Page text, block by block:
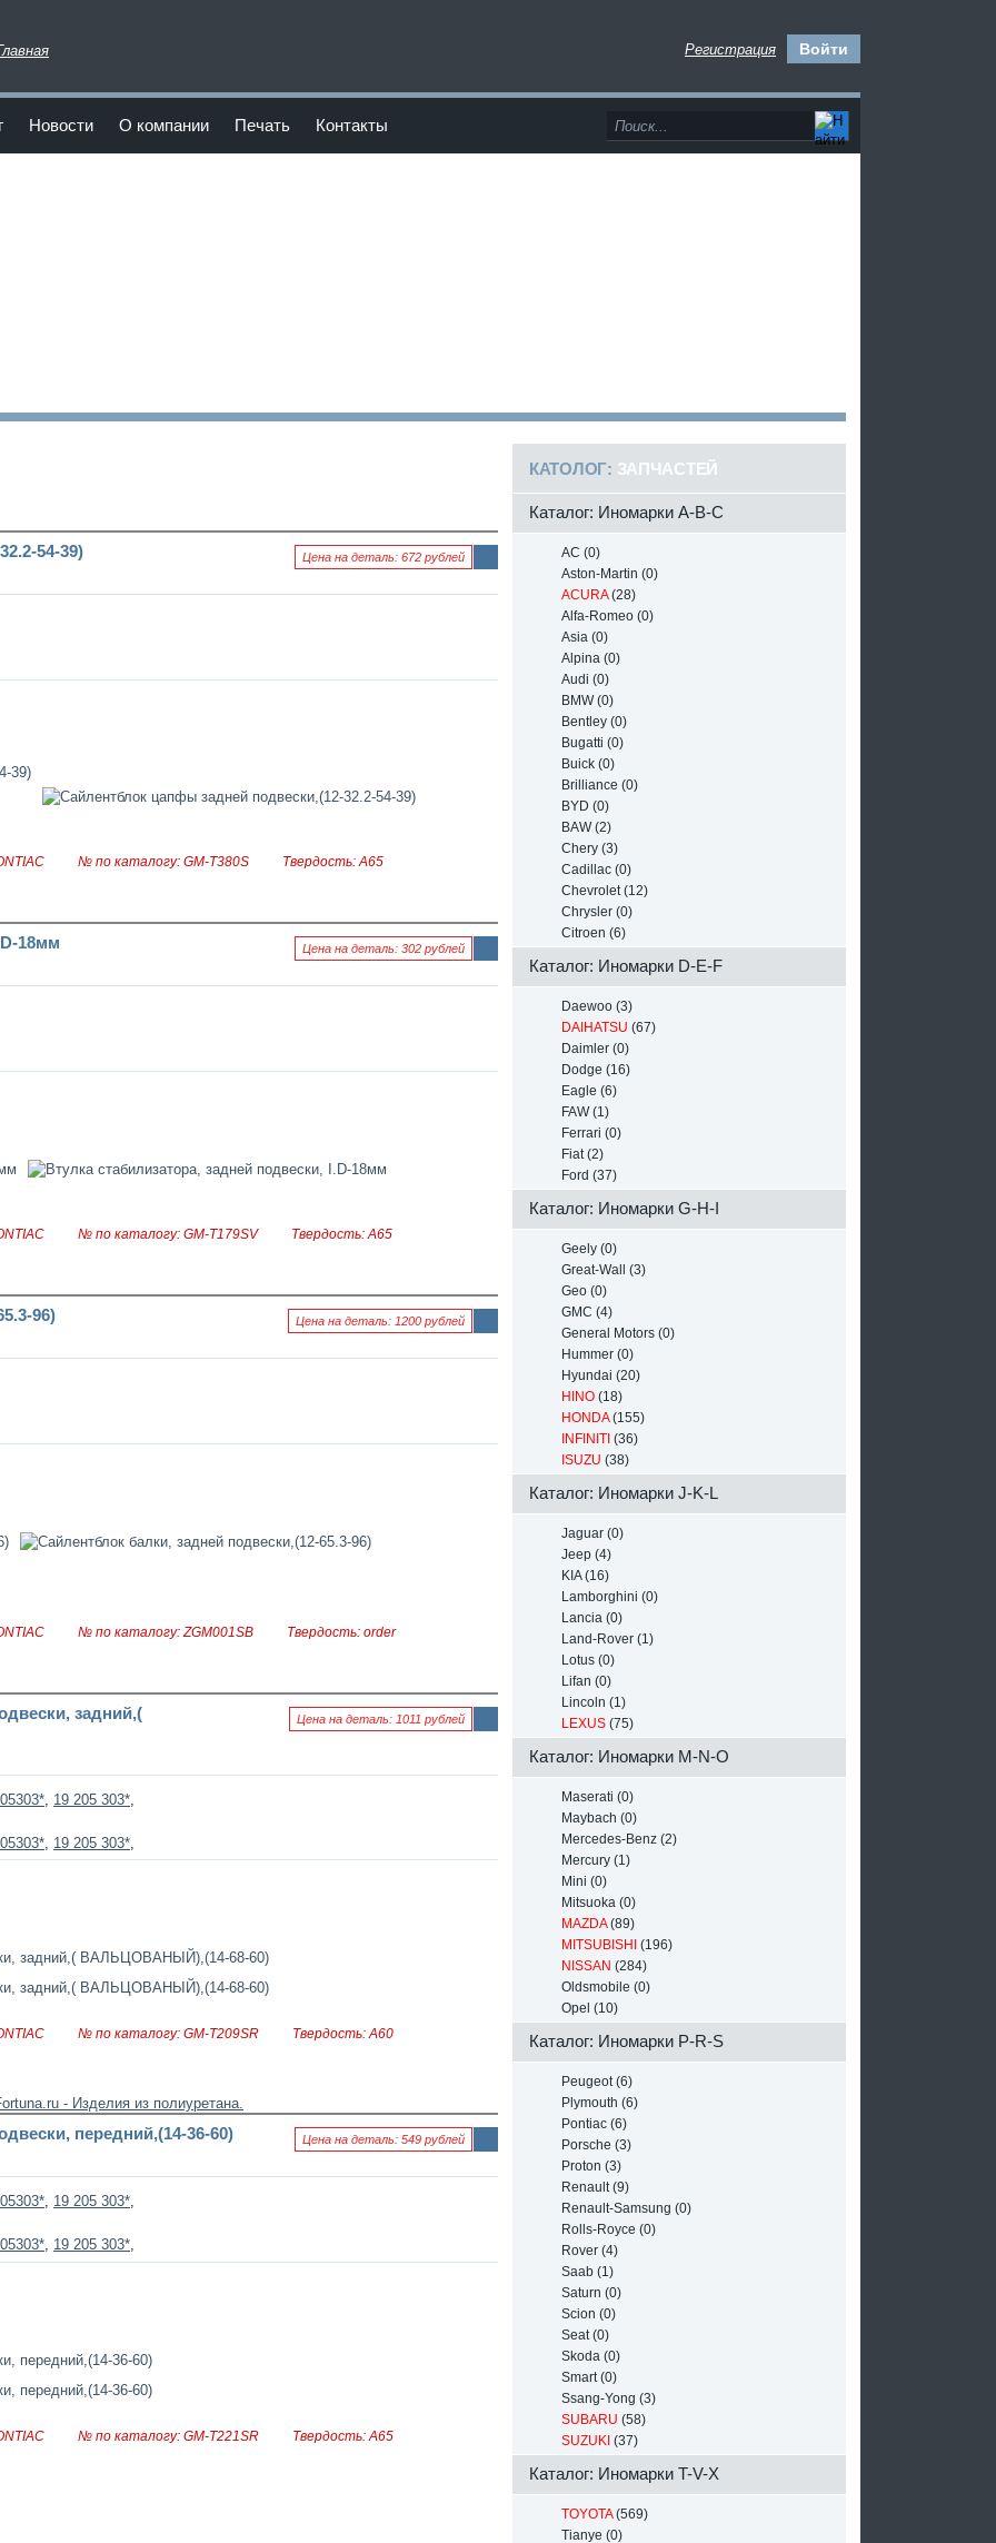
Регистрация Войти
Новости О компании Печать Контакты
фо
ост
Цена на деталь: 672 рублей
54-39)
№ по каталогу: GM-T380S Твердость: А65
фо
ост
Цена на деталь: 302 рублей
18мм
№ по каталогу: GM-T179SV Твердость: А65
фо
ост
Цена на деталь: 1200 рублей
96)
№ по каталогу: ZGM001SB Твердость: order
рм
и
Цена на деталь: 1011 рублей
задний,(
19 205 303*
19 205 303*
№ по каталогу: GM-T209SR Твердость: А60
фо
ост
Цена на деталь: 549 рублей
передний,(14-36-60)
, 19 205 303*,
, 19 205 303*,
№ по каталогу: GM-T221SR Твердость: А65
КАТОЛОГ: ЗАПЧАСТЕЙ
Каталог: Иномарки A-B-C
AC (0)
Aston-Martin (0)
ACURA(28)
Alfa-Romeo (0)
Asia (0)
Alpina (0)
Audi (0)
BMW (0)
Bentley (0)
Bugatti (0)
Buick (0)
Brilliance (0)
BYD (0)
BAW (2)
Chery (3)
Cadillac (0)
Chevrolet (12)
Chrysler (0)
Citroen (6)
Каталог: Иномарки D-E-F
Daewoo (3)
DAIHATSU (67)
Daimler (0)
Dodge (16)
Eagle (6)
FAW (1)
Ferrari (0)
Fiat (2)
Ford (37)
Каталог: Иномарки G-H-I
Geely (0)
Great-Wall (3)
Geo (0)
GMC (4)
General Motors (0)
Hummer (0)
Hyundai (20)
HINO (18)
HONDA(155)
INFINITI (36)
ISUZU (38)
Каталог: Иномарки J-K-L
Jaguar (0)
Jeep (4)
KIA (16)
Lamborghini (0)
Lancia (0)
Land-Rover (1)
Lotus (0)
Lifan (0)
Lincoln (1)
LEXUS (75)
Каталог: Иномарки M-N-O
Maserati (0)
Maybach (0)
Mercedes-Benz (2)
Mercury (1)
Mini (0)
Mitsuoka (0)
MAZDA(89)
MITSUBISHI (196)
NISSAN (284)
Oldsmobile (0)
Opel (10)
Каталог: Иномарки P-R-S
Peugeot (6)
Plymouth (6)
Pontiac (6)
Porsche (3)
Proton (3)
Renault (9)
Renault-Samsung (0)
Rolls-Royce (0)
Rover (4)
Saab (1)
Saturn (0)
Scion (0)
Seat (0)
Skoda (0)
Smart (0)
Ssang-Yong (3)
SUBARU (58)
SUZUKI (37)
Каталог: Иномарки T-V-X
TOYOTA(569)
Tianye (0)